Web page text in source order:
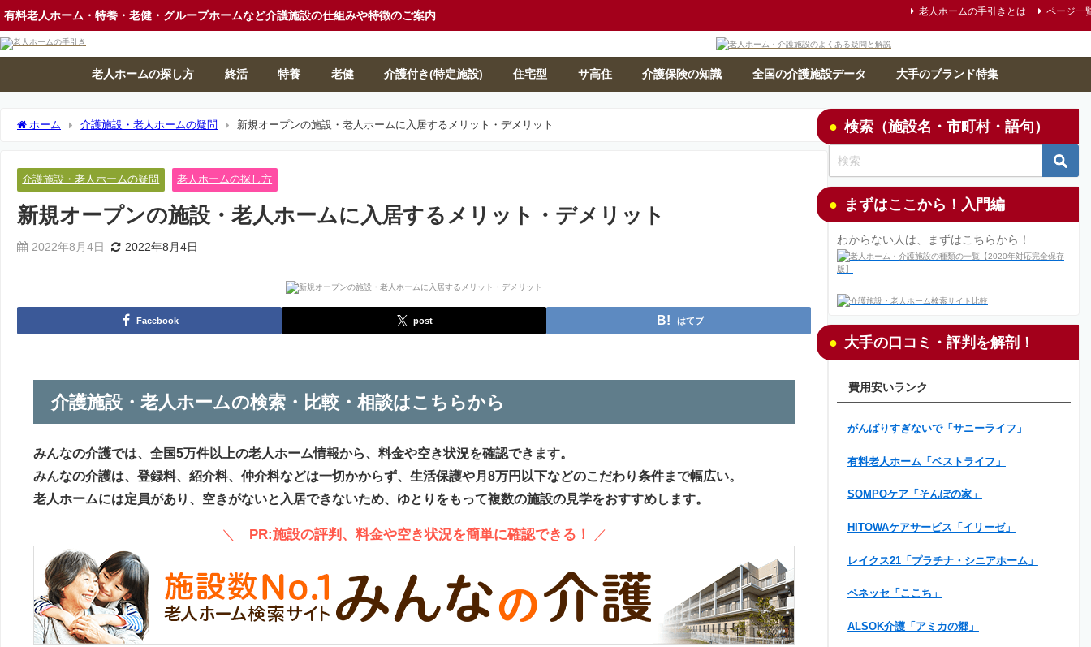
有料老人ホーム・特養・老健・グループホームなど介護施設の仕組みや特徴のご案内 老人ホームの手引きとは ページ一
老人ホームの探し方 終活 特養 老健 介護付き(特定施設) 住宅型 サ高住 介護保険の知識 全国の介護施設データ 大手のブランド特集
ホーム 介護施設・老人ホームの疑問 新規オープンの施設・老人ホームに入居するメリット・デメリット
介護施設・老人ホームの疑問 老人ホームの探し方
新規オープンの施設・老人ホームに入居するメリット・デメリット
2022年8月4日 2022年8月4日
Facebook post はてブ
介護施設・老人ホームの検索・比較・相談はこちらから
みんなの介護では、全国5万件以上の老人ホーム情報から、料金や空き状況を確認できます。
みんなの介護は、登録料、紹介料、仲介料などは一切かからず、生活保護や月8万円以下などのこだわり条件まで幅広い。
老人ホームには定員があり、空きがないと入居できないため、ゆとりをもって複数の施設の見学をおすすめします。
＼ PR:施設の評判、料金や空き状況を簡単に確認できる！ ／
検索（施設名・市町村・語句）
まずはここから！入門編
わからない人は、まずはこちらから！
大手の口コミ・評判を解剖！
費用安いランク
がんばりすぎないで「サニーライフ」
有料老人ホーム「ベストライフ」
SOMPOケア「そんぽの家」
HITOWAケアサービス「イリーゼ」
レイクス21「プラチナ・シニアホーム」
ベネッセ「ここち」
ALSOK介護「アミカの郷」